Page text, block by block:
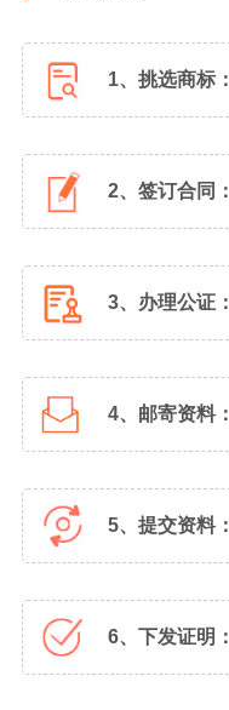
1、挑选商标：
2、签订合同：
3、办理公证：
4、邮寄资料：
5、提交资料：
6、下发证明：